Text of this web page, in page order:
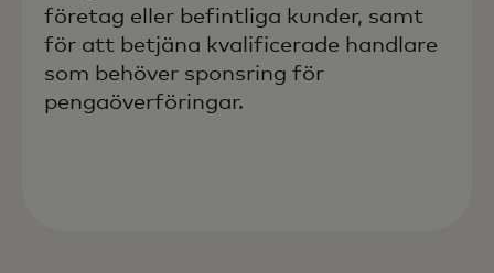
företag eller befintliga kunder, samt
för att betjäna kvalificerade handlare
som behöver sponsring för
pengaöverföringar.